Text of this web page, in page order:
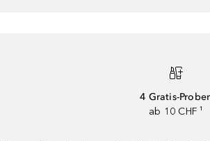
4 Gratis-
ab 10 CHF ¹